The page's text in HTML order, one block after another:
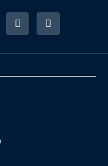
T
i
k
o
R
s
s